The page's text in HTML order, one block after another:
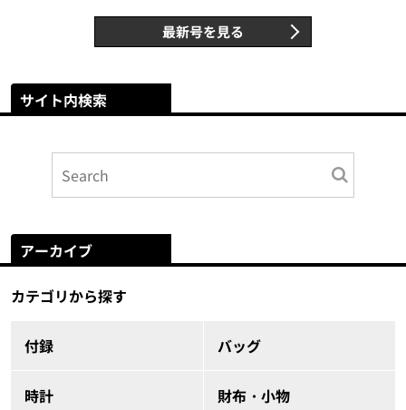
最新号を見る
サイト内検索
アーカイブ
カテゴリから探す
付録 バッグ
時計 財布・小物